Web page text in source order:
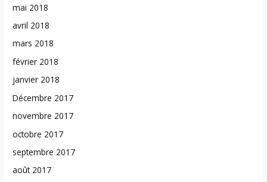
mai 2018
avril 2018
mars 2018
février 2018
janvier 2018
Décembre 2017
novembre 2017
octobre 2017
septembre 2017
août 2017